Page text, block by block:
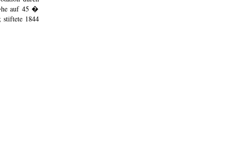
auf 45 �
stiftete 1844